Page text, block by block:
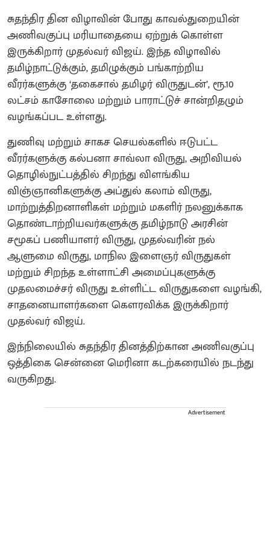
சுதந்திர தின விழாவின் போது காவல்துறையின்
அணிவகுப்பு மரியாதையை ஏற்றுக் கொள்ள
இருக்கிறார் முதல்வர் விஜய். இந்த விழாவில்
தமிழ்நாட்டுக்கும், தமிழுக்கும் பங்காற்றிய
வீரர்களுக்கு ‘தகைசால் தமிழர் விருதுடன்’, ரூ.10
லட்சம் காசோலை மற்றும் பாராட்டுச் சான்றிதழும்
வழங்கப்பட உள்ளது.
துணிவு மற்றும் சாகச செயல்களில் ஈடுபட்ட
வீரர்களுக்கு கல்பனா சாவ்லா விருது, அறிவியல்
தொழில்நுட்பத்தில் சிறந்து விளங்கிய
விஞ்ஞானிகளுக்கு அப்துல் கலாம் விருது,
மாற்றுத்திறனாளிகள் மற்றும் மகளிர் நலனுக்காக
தொண்டாற்றியவர்களுக்கு தமிழ்நாடு அரசின்
சமூகப் பணியாளர் விருது, முதல்வரின் நல்
ஆளுமை விருது, மாநில இளைஞர் விருதுகள்
மற்றும் சிறந்த உள்ளாட்சி அமைப்புகளுக்கு
முதலமைச்சர் விருது உள்ளிட்ட விருதுகளை வழங்கி,
சாதனையாளர்களை கௌரவிக்க இருக்கிறார்
முதல்வர் விஜய்.
இந்நிலையில் சுதந்திர தினத்திற்கான அணிவகுப்பு
ஒத்திகை சென்னை மெரினா கடற்கரையில் நடந்து
வருகிறது.
Advertisement